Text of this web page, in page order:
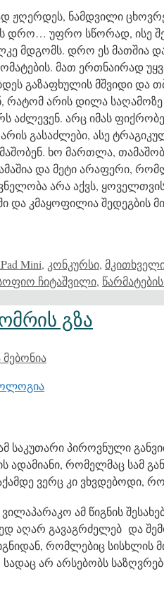
ჟღერდეს, ნამდვილი
დრო… უფრო სწორად, ისე
მდგომს. დრო ეს მათშია
მათ ერთნაირად
გაზაფხულის მშვიდი და
რატომ არის დილა
აძლევენ. არც იმას
გასაძლები, ასე
ხო მართლა,
და მეტი არაფერი,
არა აქვს,
და კმაყოფილია შედეგბის
Mini, კონკურსი,
ჩიტაშვილი,
გზა
მებონია
საკუთარი პიროვნული
ადამიანი, რომელმაც სამ
ვერც კი ვხვდებოდი,
ამ წიგნის
აღარ გავაგრძელებ და
რომლებიც სისხლის
არ არსებობს